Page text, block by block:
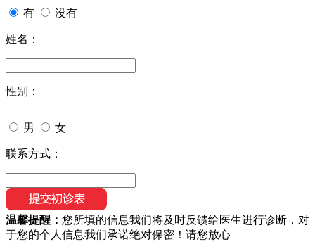
有 没有
姓名：
性别：
男 女
联系方式：
温馨提醒： 您所填的信息我们将及时反馈给医生进行诊断，对
于您的个人信息我们承诺绝对保密！请您放心